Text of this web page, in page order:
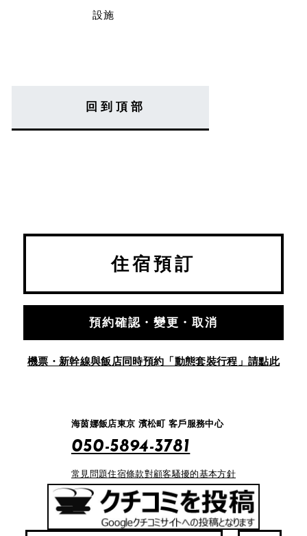
設施
回到頂部
住宿預訂
預約確認・變更・取消
機票・新幹線與飯店同時預約「動態套裝行程」請點此
海茵娜飯店東京 濱松町 客戶服務中心
050-5894-3781
常見問題住宿條款對顧客騷擾的基本方針